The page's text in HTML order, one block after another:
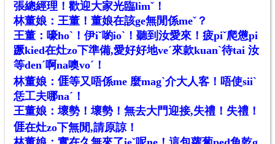
張總經理！歡迎大家光臨limˇ！
林董娘：王董！董娘在該ge無閒係meˇ？
王董：嚎hoˋ！伊iˇ喲ioˋ！聽到汝愛來！疲piˇ爬憊pi
蹶kied在灶zo下準備,愛好好地veˊ來款kuanˋ待tai 汝
等denˊ啊na噢voˊ！
林董娘：𠊎等又唔係me 麼magˋ介大人客！唔使siiˋ
恁工夫哪naˊ！
王董娘：壞勢！壞勢！無去大門迎接,失禮！失禮！
𠊎在灶zo下無閒,請原諒！